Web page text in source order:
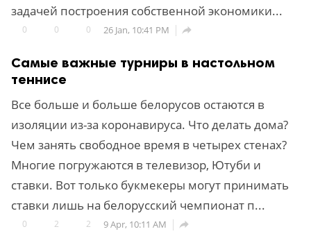
задачей построения собственной экономики...
0 0 0 26 Jan, 10:41 PM 
Самые важные турниры в настольном
теннисе
Все больше и больше белорусов остаются в
изоляции из-за коронавируса. Что делать дома?
Чем занять свободное время в четырех стенах?
Многие погружаются в телевизор, Ютуби и
ставки. Вот только букмекеры могут принимать
ставки лишь на белорусский чемпионат п...
0 2 2 9 Apr, 10:11 AM 